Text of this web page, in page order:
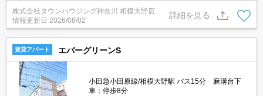
株式会社タウンハウジング神奈川 相模大野店
情報更新日 2026/08/02
詳細を見る
賃貸アパート エバーグリーンS
小田急小田原線/相模大野駅 バス15分 麻溝台下
車：停歩8分